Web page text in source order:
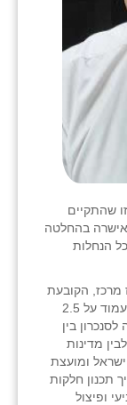
שהתקיים
מרכז אישרה בהחלטה
בכל הנחלות
מרכז, הקובעת
כי שטח חלקות המגורים בכל הנחלות במושב יעמוד על 2.5
בין
מדינות
ומועצת
תכנון חלקות
ופיצול